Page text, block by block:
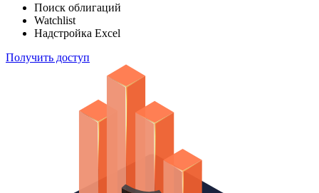
Поиск облигаций
Watchlist
Надстройка Excel
Получить доступ